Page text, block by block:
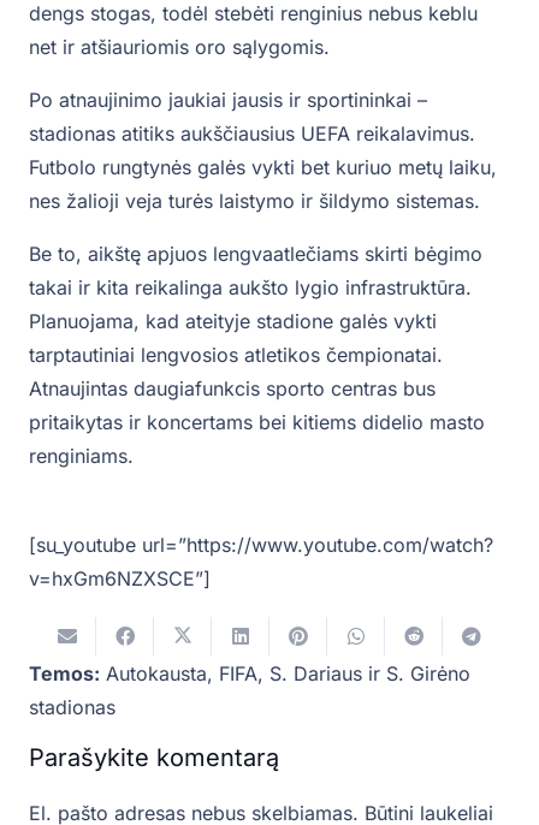
dengs stogas, todėl stebėti renginius nebus keblu
net ir atšiauriomis oro sąlygomis.
Po atnaujinimo jaukiai jausis ir sportininkai –
stadionas atitiks aukščiausius UEFA reikalavimus.
Futbolo rungtynės galės vykti bet kuriuo metų laiku,
nes žalioji veja turės laistymo ir šildymo sistemas.
Be to, aikštę apjuos lengvaatlečiams skirti bėgimo
takai ir kita reikalinga aukšto lygio infrastruktūra.
Planuojama, kad ateityje stadione galės vykti
tarptautiniai lengvosios atletikos čempionatai.
Atnaujintas daugiafunkcis sporto centras bus
pritaikytas ir koncertams bei kitiems didelio masto
renginiams.
[su_youtube url=”https://www.youtube.com/watch?
v=hxGm6NZXSCE”]
Temos: Autokausta, FIFA, S. Dariaus ir S. Girėno
stadionas
Parašykite komentarą
El. pašto adresas nebus skelbiamas. Būtini laukeliai